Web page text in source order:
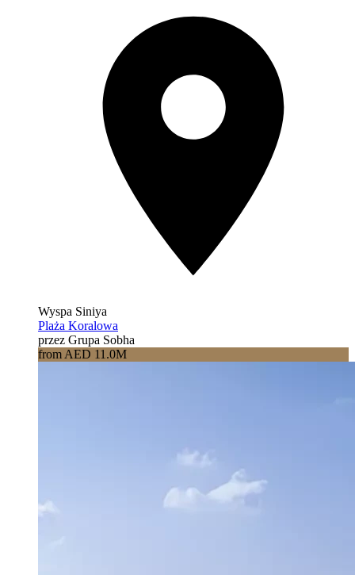
Wyspa Siniya
Plaża Koralowa
przez Grupa Sobha
from AED 11.0M